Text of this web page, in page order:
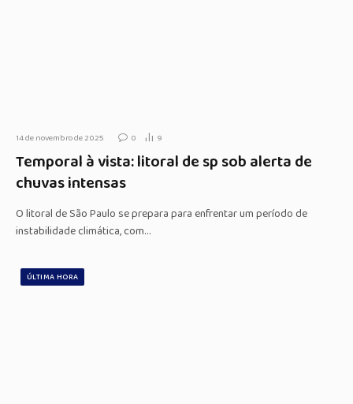
14 de novembro de 2025 0 9
Temporal à vista: litoral de sp sob alerta de
chuvas intensas
O litoral de São Paulo se prepara para enfrentar um período de
instabilidade climática, com…
ÚLTIMA HORA